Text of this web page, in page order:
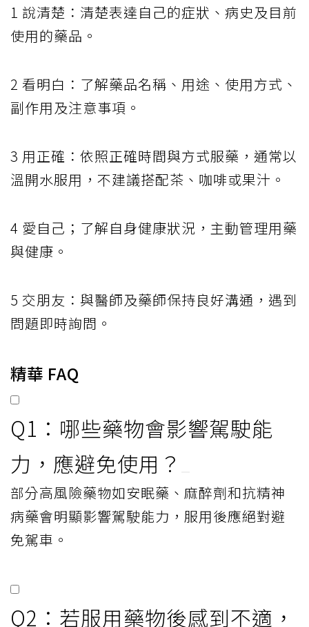
1 說清楚：清楚表達自己的症狀、病史及目前
使用的藥品。
2 看明白：了解藥品名稱、用途、使用方式、
副作用及注意事項。
3 用正確：依照正確時間與方式服藥，通常以
溫開水服用，不建議搭配茶、咖啡或果汁。
4 愛自己；了解自身健康狀況，主動管理用藥
與健康。
5 交朋友：與醫師及藥師保持良好溝通，遇到
問題即時詢問。
精華 FAQ
Q1：哪些藥物會影響駕駛能
力，應避免使用？
部分高風險藥物如安眠藥、麻醉劑和抗精神
病藥會明顯影響駕駛能力，服用後應絕對避
免駕車。
Q2：若服用藥物後感到不適，